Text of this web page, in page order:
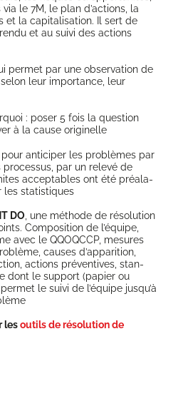
via le 7M, le plan d’actions, la
et la capi­ta­li­sa­tion. Il sert de
et au sui­vi des actions
per­met par une obser­va­tion de
leur impor­tance, leur
: poser 5 fois la ques­tion
à la cause originelle
pour anti­ci­per les pro­blèmes par
par un rele­vé de
accep­tables ont été préa­la­
les statistiques
DO , une méthode de réso­lu­tion
Com­po­si­tion de l’équipe,
avec le QQOQCCP, mesures
causes d’apparition,
actions pré­ven­tives, stan­
dont le sup­port (papier ou
le sui­vi de l’équipe jusqu’à
lesoutils de réso­lu­tion de